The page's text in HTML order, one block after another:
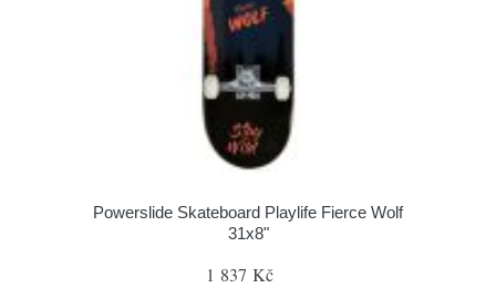
Powerslide Skateboard Playlife Fierce Wolf
31x8"
1 837 Kč